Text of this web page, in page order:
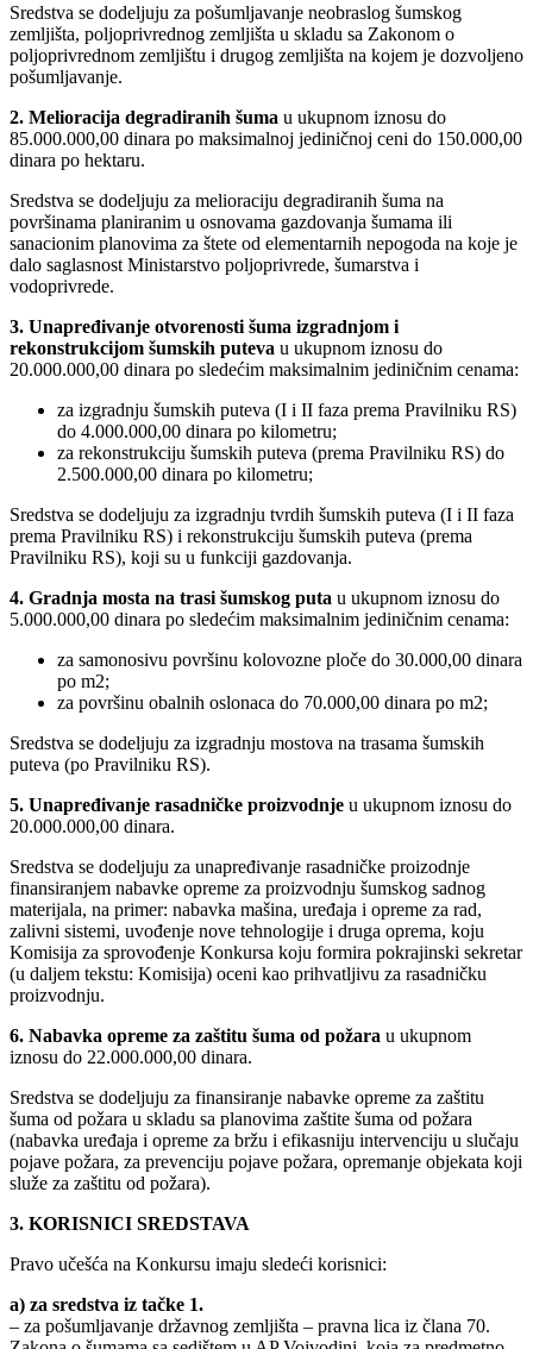
Sredstva se dodeljuju za pošumljavanje neobraslog šumskog
zemljišta, poljoprivrednog zemljišta u skladu sa Zakonom o
poljoprivrednom zemljištu i drugog zemljišta na kojem je dozvoljeno
pošumljavanje.
2. Melioracija degradiranih šuma u ukupnom iznosu do
85.000.000,00 dinara po maksimalnoj jediničnoj ceni do 150.000,00
dinara po hektaru.
Sredstva se dodeljuju za melioraciju degradiranih šuma na
površinama planiranim u osnovama gazdovanja šumama ili
sanacionim planovima za štete od elementarnih nepogoda na koje je
dalo saglasnost Ministarstvo poljoprivrede, šumarstva i
vodoprivrede.
3. Unapređivanje otvorenosti šuma izgradnjom i
rekonstrukcijom šumskih puteva u ukupnom iznosu do
20.000.000,00 dinara po sledećim maksimalnim jediničnim cenama:
za izgradnju šumskih puteva (I i II faza prema Pravilniku RS)
do 4.000.000,00 dinara po kilometru;
za rekonstrukciju šumskih puteva (prema Pravilniku RS) do
2.500.000,00 dinara po kilometru;
Sredstva se dodeljuju za izgradnju tvrdih šumskih puteva (I i II faza
prema Pravilniku RS) i rekonstrukciju šumskih puteva (prema
Pravilniku RS), koji su u funkciji gazdovanja.
4. Gradnja mosta na trasi šumskog puta u ukupnom iznosu do
5.000.000,00 dinara po sledećim maksimalnim jediničnim cenama:
za samonosivu površinu kolovozne ploče do 30.000,00 dinara
po m2;
za površinu obalnih oslonaca do 70.000,00 dinara po m2;
Sredstva se dodeljuju za izgradnju mostova na trasama šumskih
puteva (po Pravilniku RS).
5. Unapređivanje rasadničke proizvodnje u ukupnom iznosu do
20.000.000,00 dinara.
Sredstva se dodeljuju za unapređivanje rasadničke proizodnje
finansiranjem nabavke opreme za proizvodnju šumskog sadnog
materijala, na primer: nabavka mašina, uređaja i opreme za rad,
zalivni sistemi, uvođenje nove tehnologije i druga oprema, koju
Komisija za sprovođenje Konkursa koju formira pokrajinski sekretar
(u daljem tekstu: Komisija) oceni kao prihvatljivu za rasadničku
proizvodnju.
6. Nabavka opreme za zaštitu šuma od požara u ukupnom
iznosu do 22.000.000,00 dinara.
Sredstva se dodeljuju za finansiranje nabavke opreme za zaštitu
šuma od požara u skladu sa planovima zaštite šuma od požara
(nabavka uređaja i opreme za bržu i efikasniju intervenciju u slučaju
pojave požara, za prevenciju pojave požara, opremanje objekata koji
služe za zaštitu od požara).
3. KORISNICI SREDSTAVA
Pravo učešća na Konkursu imaju sledeći korisnici:
a) za sredstva iz tačke 1.
– za pošumljavanje državnog zemljišta – pravna lica iz člana 70.